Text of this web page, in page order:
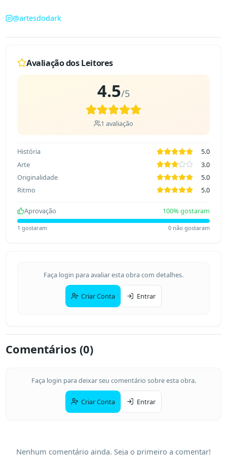
@artesdodark
Avaliação dos Leitores
4.5/5
1 avaliação
História
5.0
Arte
3.0
Originalidade
5.0
Ritmo
5.0
Aprovação 100% gostaram
1 gostaram 0 não gostaram
Faça login para avaliar esta obra com detalhes.
Criar Conta Entrar
Comentários (0)
Faça login para deixar seu comentário sobre esta obra.
Criar Conta Entrar
Nenhum comentário ainda. Seja o primeiro a comentar!